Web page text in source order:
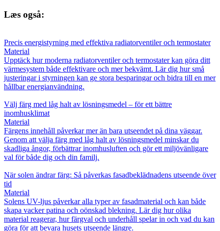
Læs også:
Precis energistyrning med effektiva radiatorventiler och termostater
Material
Upptäck hur moderna radiatorventiler och termostater kan göra ditt
värmesystem både effektivare och mer bekvämt. Lär dig hur små
justeringar i styrningen kan ge stora besparingar och bidra till en mer
hållbar energianvändning.
Välj färg med låg halt av lösningsmedel – för ett bättre
inomhusklimat
Material
Färgens innehåll påverkar mer än bara utseendet på dina väggar.
Genom att välja färg med låg halt av lösningsmedel minskar du
skadliga ångor, förbättrar inomhusluften och gör ett miljövänligare
val för både dig och din familj.
När solen ändrar färg: Så påverkas fasadbeklädnadens utseende över
tid
Material
Solens UV-ljus påverkar alla typer av fasadmaterial och kan både
skapa vacker patina och oönskad blekning. Lär dig hur olika
material reagerar, hur färgval och underhåll spelar in och vad du kan
göra för att bevara husets utseende längre.